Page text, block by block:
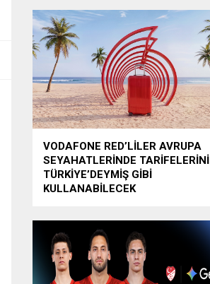
VODAFONE RED’LİLER AVRUPA
SEYAHATLERİNDE TARİFELERİNİ
TÜRKİYE’DEYMİŞ GİBİ
KULLANABİLECEK